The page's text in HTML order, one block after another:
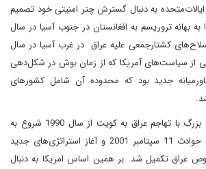
به دنبال گسترش چتر امنیتی خود تصمیم
به بهانه تروریسم به افغانستان در جنوب آسیا در سال
سلاح‌های کشتارجمعی علیه عراق در غرب آسیا در سال
یکی از سیاست‌های آمریکا که از زمان بوش در شکل‌دهی
جدید بود که محدوده آن شامل کشورهای
زمینه‌های طرح خاورمیانه بزرگ با تهاجم عراق به کویت از سال 1990 شروع به
شکل‌گیری کرد و با وقوع حوادث 11 سپتامبر 2001 و آغاز استراتژی‌های جدید
عراق تکمیل شد. بر همین اساس امریکا به دنبال